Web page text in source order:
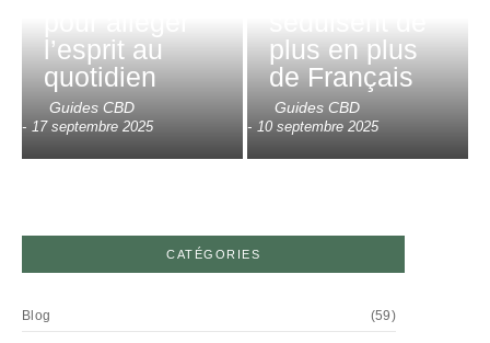
l’esprit au
quotidien
Guides CBD
- 17 septembre 2025
plus en plus
de Français
Guides CBD
- 10 septembre 2025
CATÉGORIES
Blog (59)